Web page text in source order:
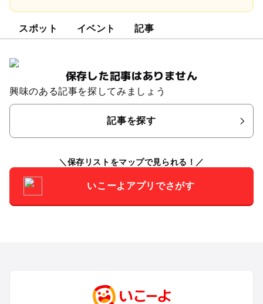
スポット イベント 記事
保存した記事はありません
興味のある記事を探してみましょう
記事を探す
保存リストをマップで見られる！
いこーよアプリでさがす